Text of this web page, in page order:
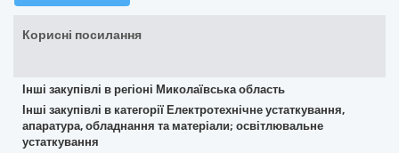
Корисні посилання
Інші закупівлі в регіоні Миколаївська область
Інші закупівлі в категорії Електротехнічне устаткування,
апаратура, обладнання та матеріали; освітлювальне
устаткування